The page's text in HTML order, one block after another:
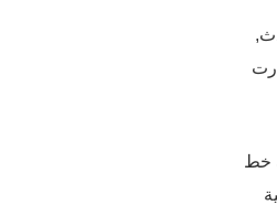
خط